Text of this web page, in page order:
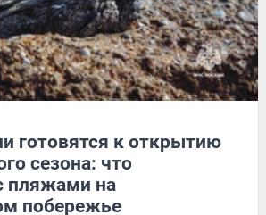
готовятся к открытию
сезона: что
пляжами на
побережье